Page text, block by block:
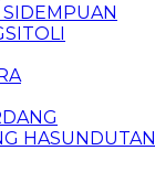
HASUNDUTAN